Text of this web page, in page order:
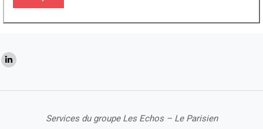
Services du groupe Les Echos – Le Parisien